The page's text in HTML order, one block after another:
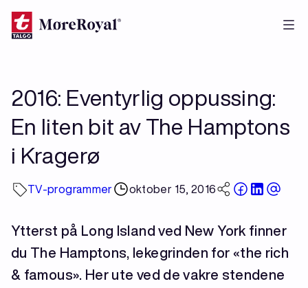
Hopp
2016: Eventyrlig oppussing:
En liten bit av The Hamptons
i Kragerø
TV-programmer oktober 15, 2016
Ytterst på Long Island ved New York finner
du The Hamptons, lekegrinden for «the rich
& famous». Her ute ved de vakre stendene